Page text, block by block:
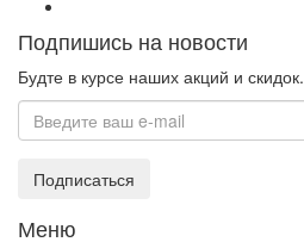
Подпишись на новости
Будте в курсе наших акций и скидок.
Подписаться
Меню